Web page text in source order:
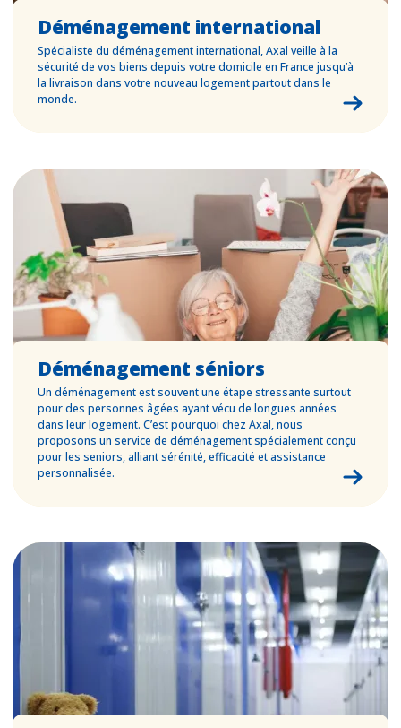
Déménagement international
Spécialiste du déménagement international, Axal veille à la
sécurité de vos biens depuis votre domicile en France jusqu’à
la livraison dans votre nouveau logement partout dans le
monde.
Déménagement séniors
Un déménagement est souvent une étape stressante surtout
pour des personnes âgées ayant vécu de longues années
dans leur logement. C’est pourquoi chez Axal, nous
proposons un service de déménagement spécialement conçu
pour les seniors, alliant sérénité, efficacité et assistance
personnalisée.